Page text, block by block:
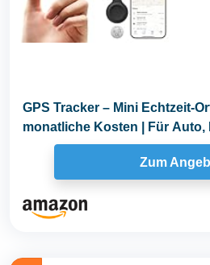
GPS Tracker – Mini Echtzeit-
monatliche Kosten | Für Auto,
Zum